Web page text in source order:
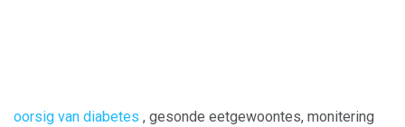
oorsig van diabetes , gesonde eetgewoontes, monitering